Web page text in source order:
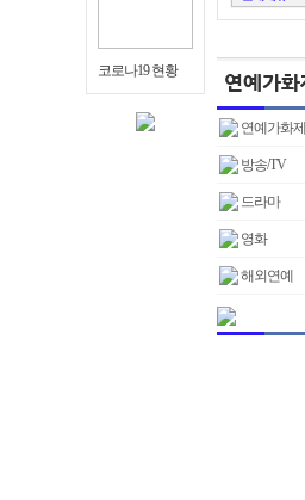
코로나19 현황
연예가화제
방송/TV
드라마
영화
해외연예